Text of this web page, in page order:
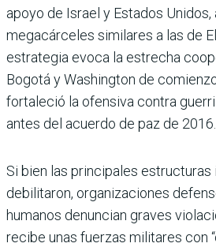
apoyo de Israel y Estados
megacárceles similares a las de
estrategia evoca la estrecha
Bogotá y Washington de
fortaleció la ofensiva contra
antes del acuerdo de paz de 2016.
Si bien las principales estructuras
debilitaron, organizaciones
humanos denuncian graves
recibe unas fuerzas militares con